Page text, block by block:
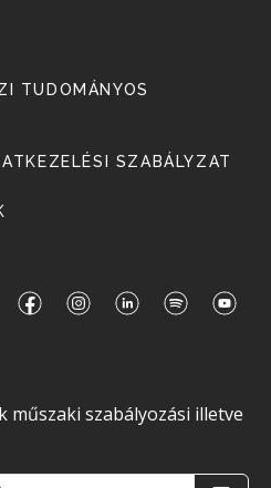
TUDOMÁNYOS
SZABÁLYZAT
műszaki szabályozási illetve